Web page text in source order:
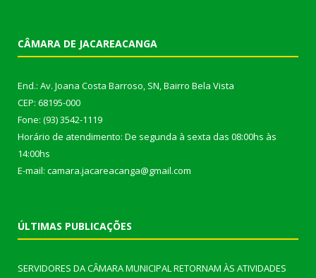
CÂMARA DE JACAREACANGA
End.: Av. Joana Costa Barroso, SN, Bairro Bela Vista
CEP: 68195-000
Fone: (93) 3542-1119
Horário de atendimento: De segunda à sexta das 08:00hs às
14:00hs
E-mail: camara.jacareacanga@gmail.com
ÚLTIMAS PUBLICAÇÕES
SERVIDORES DA CÂMARA MUNICIPAL RETORNAM ÀS ATIVIDADES